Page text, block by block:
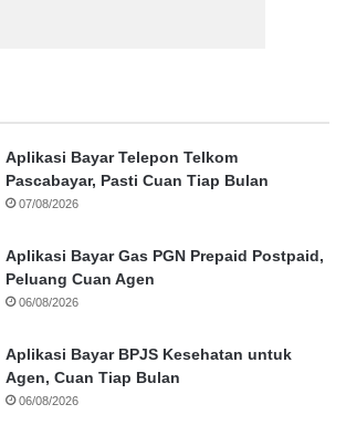
Aplikasi Bayar Telepon Telkom
Pascabayar, Pasti Cuan Tiap Bulan
07/08/2026
Aplikasi Bayar Gas PGN Prepaid Postpaid,
Peluang Cuan Agen
06/08/2026
Aplikasi Bayar BPJS Kesehatan untuk
Agen, Cuan Tiap Bulan
06/08/2026